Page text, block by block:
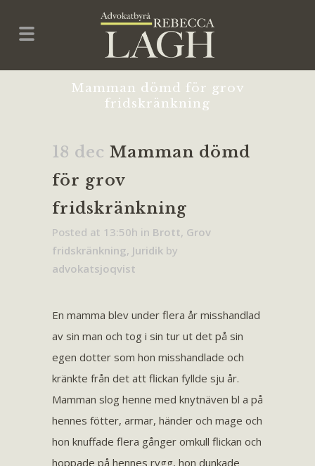
Mamman dömd för grov
fridskränkning
18 dec Mamman dömd
för grov
fridskränkning
Posted at 13:50h in Brott, Grov
fridskränkning, Juridik by
advokatsjoqvist
En mamma blev under flera år misshandlad
av sin man och tog i sin tur ut det på sin
egen dotter som hon misshandlade och
kränkte från det att flickan fyllde sju år.
Mamman slog henne med knytnäven bl a på
hennes fötter, armar, händer och mage och
hon knuffade flera gånger omkull flickan och
hoppade på hennes rygg, hon dunkade